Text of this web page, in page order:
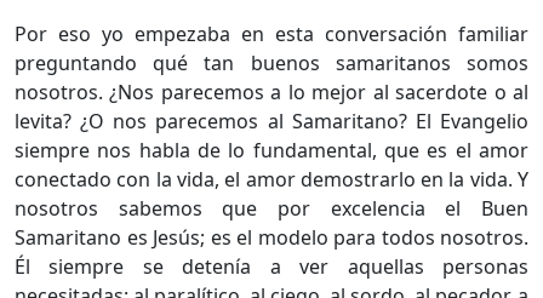
Por eso yo empezaba en esta conversación familiar
preguntando qué tan buenos samaritanos somos
nosotros. ¿Nos parecemos a lo mejor al sacerdote o al
levita? ¿O nos parecemos al Samaritano? El Evangelio
siempre nos habla de lo fundamental, que es el amor
conectado con la vida, el amor demostrarlo en la vida. Y
nosotros sabemos que por excelencia el Buen
Samaritano es Jesús; es el modelo para todos nosotros.
Él siempre se detenía a ver aquellas personas